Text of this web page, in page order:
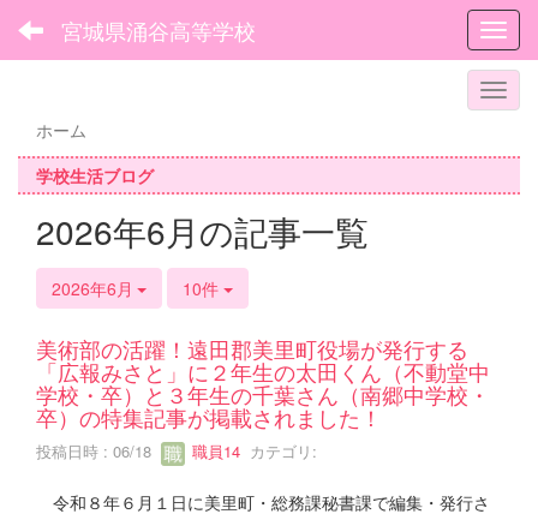
宮城県涌谷高等学校
ホーム
学校生活ブログ
2026年6月の記事一覧
2026年6月 10件
美術部の活躍！遠田郡美里町役場が発行する
「広報みさと」に２年生の太田くん（不動堂中
学校・卒）と３年生の千葉さん（南郷中学校・
卒）の特集記事が掲載されました！
投稿日時 : 06/18 職員14 カテゴリ:
令和８年６月１日に美里町・総務課秘書課で編集・発行さ